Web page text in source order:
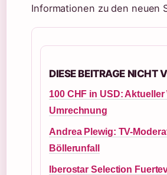
Informationen zu den neuen
DIESE BEITRAGE NICHT
100 CHF in USD:
Umrechnung
Andrea Plewig: TV-
Böllerunfall
Iberostar Selection